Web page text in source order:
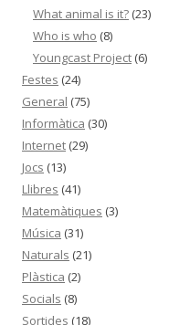
Festes(24)
General(75)
Informàtica(30)
Internet(29)
Jocs(13)
Llibres(41)
Matemàtiques
Música(31)
Naturals(21)
Plàstica(2)
Socials (8)
Sortides (18)
Tutoria(11)